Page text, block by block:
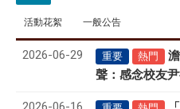
活動花絮 一般公告
2026-06-29 重要 熱門
聲 ： 感念校友